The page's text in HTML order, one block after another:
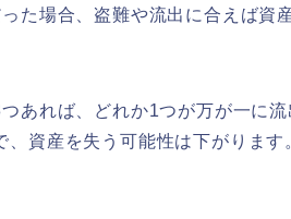
た場合、盗難や流出に合えば資
あれば、どれか1つが万が一に
、資産を失う可能性は下がります